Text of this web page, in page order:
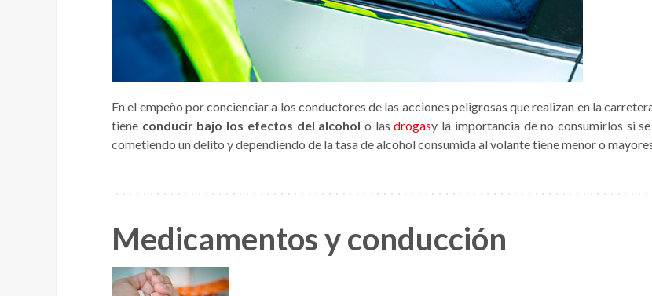
En el empeño por concienciar a los conductores de las acciones peligrosas que realizan en la
tiene conducir bajo los efectos del alcohol o lasdrogasy la importancia de no consumirlos si
cometiendo un delito y dependiendo de la tasa de alcohol consumida al volante tiene menor o
Medicamentos y conducción